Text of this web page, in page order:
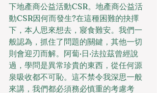
下地產商公益活動CSR。地產商公益活
動CSR因何而發生?在這種困難的抉擇
下，本人思來想去，寢食難安。我們一
般認為，抓住了問題的關鍵，其他一切
則會迎刃而解。阿蔔·日·法拉茲曾經說
過，學問是異常珍貴的東西，從任何源
泉吸收都不可恥。這不禁令我深思一般
來講，我們都必須務必慎重的考慮考